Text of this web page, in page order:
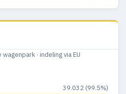
· indeling via EU
39.032 (99.5%)